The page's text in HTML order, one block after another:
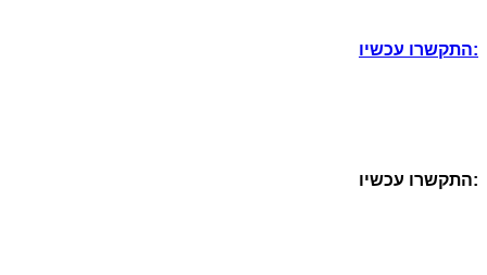
התקשרו עכשיו:
התקשרו עכשיו: